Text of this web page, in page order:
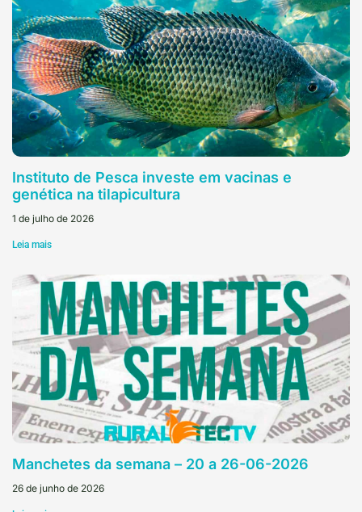
Instituto de Pesca investe em vacinas e
genética na tilapicultura
1 de julho de 2026
Leia mais
Manchetes da semana – 20 a 26-06-2026
26 de junho de 2026